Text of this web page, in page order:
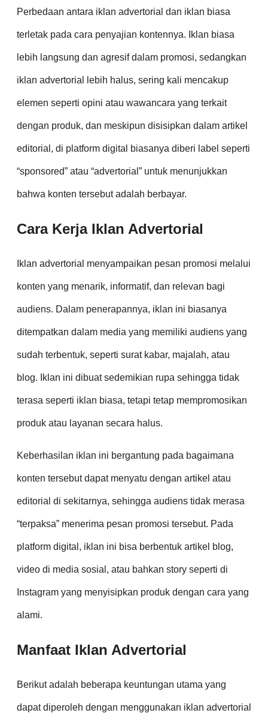
Perbedaan antara iklan advertorial dan iklan biasa
terletak pada cara penyajian kontennya. Iklan biasa
lebih langsung dan agresif dalam promosi, sedangkan
iklan advertorial lebih halus, sering kali mencakup
elemen seperti opini atau wawancara yang terkait
dengan produk, dan meskipun disisipkan dalam artikel
editorial, di platform digital biasanya diberi label seperti
“sponsored” atau “advertorial” untuk menunjukkan
bahwa konten tersebut adalah berbayar.
Cara Kerja Iklan Advertorial
Iklan advertorial menyampaikan pesan promosi melalui
konten yang menarik, informatif, dan relevan bagi
audiens. Dalam penerapannya, iklan ini biasanya
ditempatkan dalam media yang memiliki audiens yang
sudah terbentuk, seperti surat kabar, majalah, atau
blog. Iklan ini dibuat sedemikian rupa sehingga tidak
terasa seperti iklan biasa, tetapi tetap mempromosikan
produk atau layanan secara halus.
Keberhasilan iklan ini bergantung pada bagaimana
konten tersebut dapat menyatu dengan artikel atau
editorial di sekitarnya, sehingga audiens tidak merasa
“terpaksa” menerima pesan promosi tersebut. Pada
platform digital, iklan ini bisa berbentuk artikel blog,
video di media sosial, atau bahkan story seperti di
Instagram yang menyisipkan produk dengan cara yang
alami.
Manfaat Iklan Advertorial
Berikut adalah beberapa keuntungan utama yang
dapat diperoleh dengan menggunakan iklan advertorial